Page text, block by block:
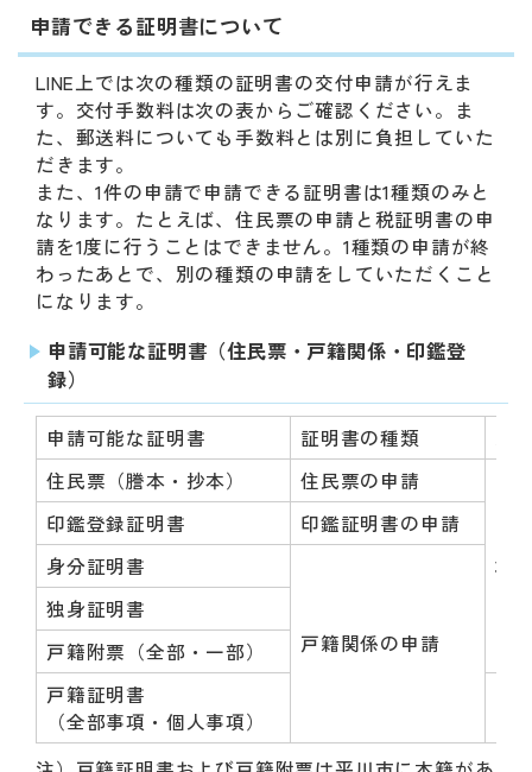
ュ
申請できる証明書について
LINE上では次の種類の証明書の交付申請が行えま
す。交付手数料は次の表からご確認ください。ま
た、郵送料についても手数料とは別に負担していた
だきます。
また、1件の申請で申請できる証明書は1種類のみと
なります。たとえば、住民票の申請と税証明書の申
請を1度に行うことはできません。1種類の申請が終
わったあとで、別の種類の申請をしていただくこと
になります。
申請可能な証明書（住民票・戸籍関係・印鑑登
録）
申請可能な証明書 証明書の種類
住民票（謄本・抄本）
住民票の申請
印鑑登録証明書
印鑑証明書の申請
身分証明書
戸籍関係の申請
独身証明書
戸籍附票（全部・一部）
戸籍証明書
（全部事項・個人事項）